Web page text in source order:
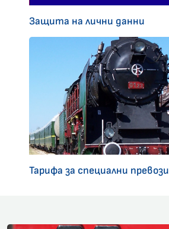
Защита на лични данни
Тарифа за специални превози